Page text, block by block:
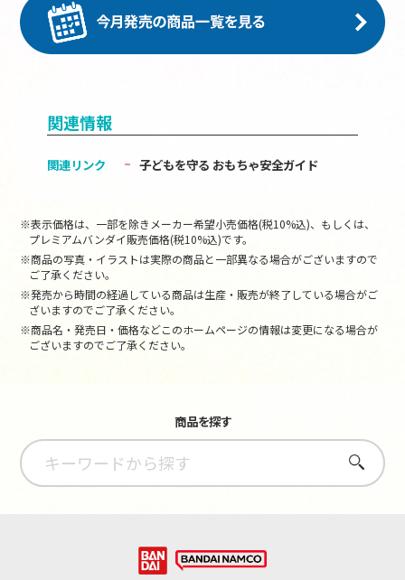
関連情報
関連リンク 子どもを守る おもちゃ安全ガイド
※表示価格は、一部を除きメーカー希望小売価格(税10%込)、もしくは、
プレミアムバンダイ販売価格(税10%込)です。
※商品の写真・イラストは実際の商品と一部異なる場合がございますので
ご了承ください。
※発売から時間の経過している商品は生産・販売が終了している場合がご
ざいますのでご了承ください。
※商品名・発売日・価格などこのホームページの情報は変更になる場合が
ございますのでご了承ください。
商品を探す
さがす